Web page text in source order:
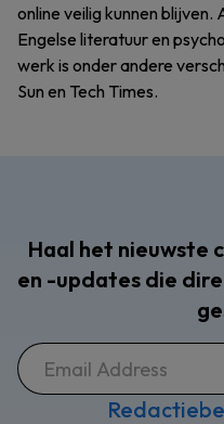
online veilig kunnen
Engelse literatuur en
werk is onder andere
Sun en Tech Times.
Haal het nieuwste
en -updates die